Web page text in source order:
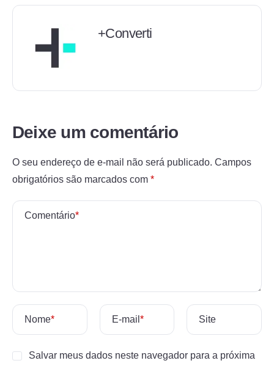
+Converti
Deixe um comentário
O seu endereço de e-mail não será publicado. Campos
obrigatórios são marcados com *
Comentário*
Nome* E-mail * Site
Salvar meus dados neste navegador para a próxima